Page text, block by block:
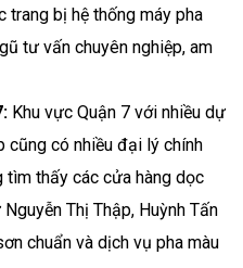
trang bị hệ thống máy pha
tư vấn chuyên nghiệp, am
Khu vực Quận 7 với nhiều dự
cũng có nhiều đại lý chính
tìm thấy các cửa hàng dọc
Thị Thập, Huỳnh Tấn
chuẩn và dịch vụ pha màu